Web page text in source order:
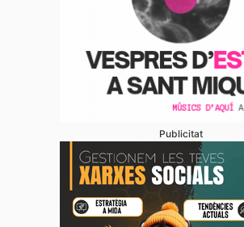
Publicitat